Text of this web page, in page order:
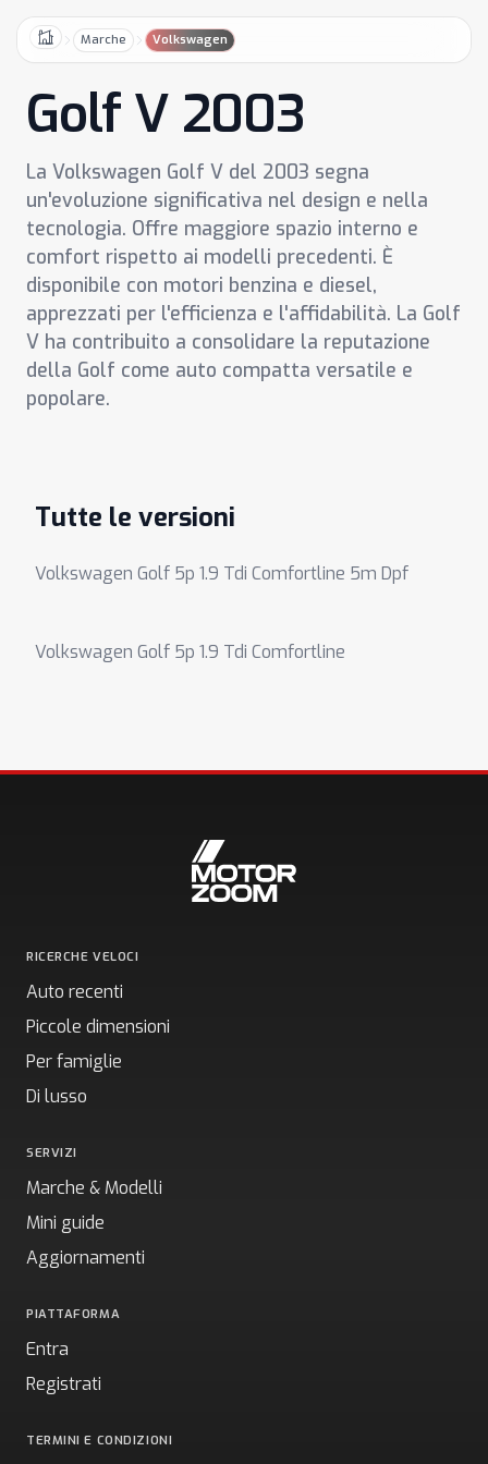
HomeMarche Volkswagen
Golf V 2003
La Volkswagen Golf V del 2003 segna
un'evoluzione significativa nel design e nella
tecnologia. Offre maggiore spazio interno e
comfort rispetto ai modelli precedenti. È
disponibile con motori benzina e diesel,
apprezzati per l'efficienza e l'affidabilità. La Golf
V ha contribuito a consolidare la reputazione
della Golf come auto compatta versatile e
popolare.
Tutte le versioni
Volkswagen Golf 5p 1.9 Tdi Comfortline 5m Dpf
Volkswagen Golf 5p 1.9 Tdi Comfortline
RICERCHE VELOCI
Auto recenti
Piccole dimensioni
Per famiglie
Di lusso
SERVIZI
Marche & Modelli
Mini guide
Aggiornamenti
PIATTAFORMA
Entra
Registrati
TERMINI E CONDIZIONI